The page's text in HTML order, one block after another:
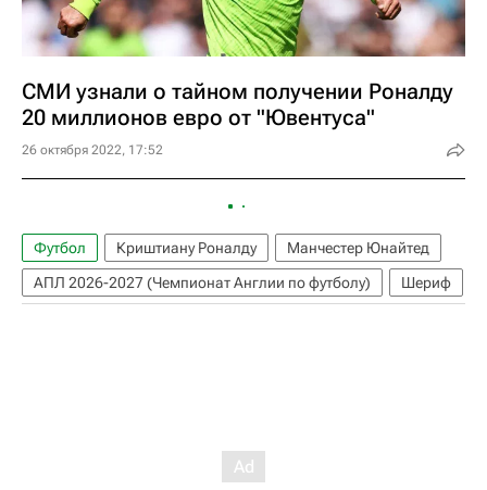
СМИ узнали о тайном получении Роналду
20 миллионов евро от "Ювентуса"
26 октября 2022, 17:52
Футбол Криштиану Роналду
Манчестер Юнайтед
АПЛ 2026-2027 (Чемпионат Англии по футболу)
Шериф